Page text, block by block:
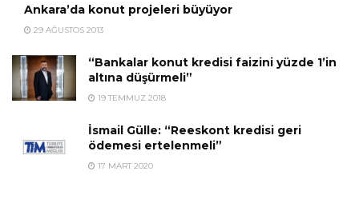
Ankara’da konut projeleri büyüyor
29 AĞUSTOS 2013
“Bankalar konut kredisi faizini yüzde 1’in
altına düşürmeli”
19 TEMMUZ 2018
İsmail Gülle: “Reeskont kredisi geri
ödemesi ertelenmeli”
17 MART 2020